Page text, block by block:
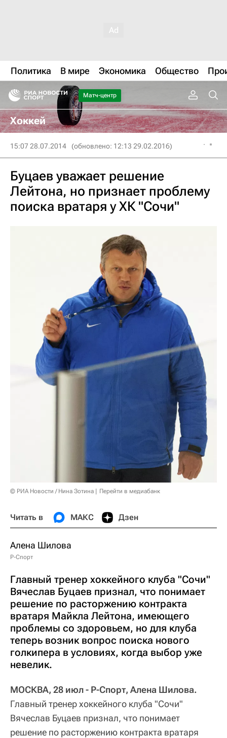
Политика В мире Экономика Общество
Матч-центр
Хоккей
15:07 28.07.2014 (обновлено: 12:13 29.02.2016)
Буцаев уважает решение
Лейтона, но признает проблему
поиска вратаря у ХК "Сочи"
© РИА Новости / Нина Зотина Перейти в медиабанк
Читать в МАКС Дзен
Алена Шилова
Р-Спорт
Главный тренер хоккейного клуба "Сочи"
Вячеслав Буцаев признал, что понимает
решение по расторжению контракта
вратаря Майкла Лейтона, имеющего
проблемы со здоровьем, но для клуба
теперь возник вопрос поиска нового
голкипера в условиях, когда выбор уже
невелик.
МОСКВА, 28 июл - Р-Спорт, Алена Шилова.
Главный тренер хоккейного клуба "Сочи"
Вячеслав Буцаев признал, что понимает
решение по расторжению контракта вратаря